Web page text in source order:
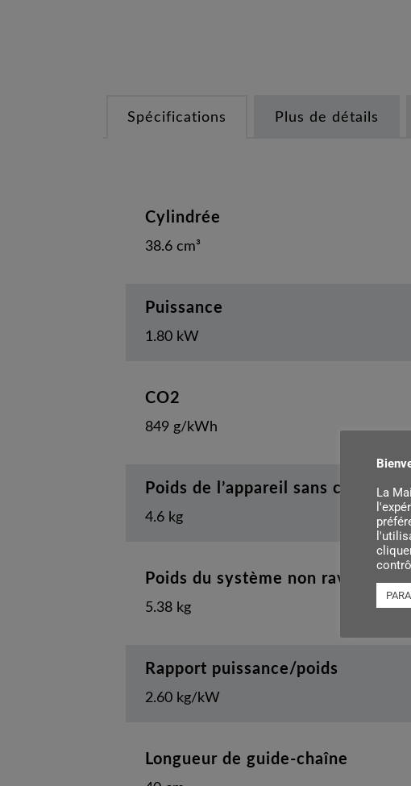
Spécifications Plus de détails
Cylindrée
38.6 cm³
Puissance
1.80 kW
CO2
849 g/kWh
Poids de l’appareil sans carburant
4.6 kg
Poids du système non ravitaillé
5.38 kg
Rapport puissance/poids
2.60 kg/kW
Longueur de guide-chaîne
La